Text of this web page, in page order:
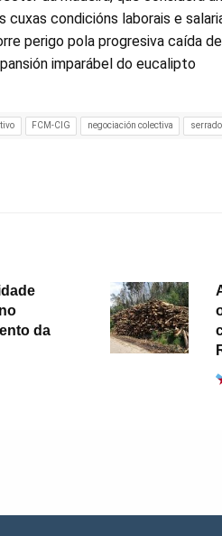
condicións laborais e
perigo pola progresiva caída de
imparábel do eucalipto
FCM-CIG negociación colectiva
da